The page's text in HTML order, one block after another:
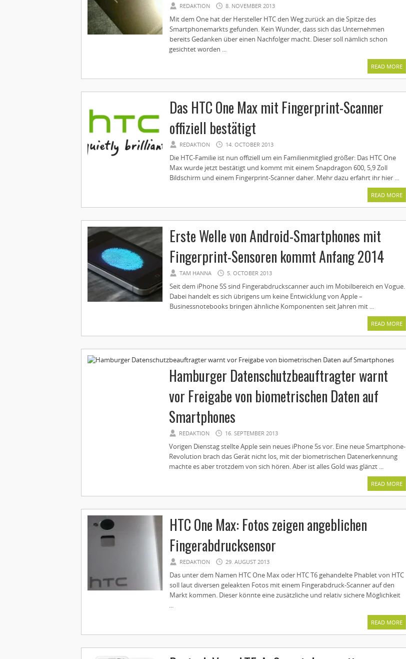
REDAKTION 8. NOVEMBER 2013
Mit dem One hat der Hersteller HTC den Weg zurück an die Spitze des
Smartphonemarkts gefunden. Kein Wunder, dass sich das Unternehmen
bereits Gedanken über einen Nachfolger macht. Dieser soll nämlich schon
gesichtet worden ...
READ MORE
Das HTC One Max mit Fingerprint-Scanner
offiziell bestätigt
REDAKTION 14. OCTOBER 2013
Die HTC-Familie ist nun offiziell um ein Familienmitglied größer: Das HTC One
Max wurde jetzt bestätigt und kommt mit einem Snapdragon 600, 5,9 Zoll
Bildschirm und einem Fingerprint-Scanner daher. Mehr dazu erfahrt ihr hier ...
READ MORE
Erste Welle von Android-Smartphones mit
Fingerprint-Sensoren kommt Anfang 2014
TAM HANNA 5. OCTOBER 2013
Seit dem iPhone 5S sind Fingerabdruckscanner auch im Mobilbereich en Vogue.
Dabei handelt es sich übrigens um keine Entwicklung von Apple –
Businessnotebooks bringen ähnliche Komponenten seit Jahren mit ...
READ MORE
Hamburger Datenschutzbeauftragter warnt
vor Freigabe von biometrischen Daten auf
Smartphones
REDAKTION 16. SEPTEMBER 2013
Vorigen Dienstag stellte Apple sein neues iPhone 5s vor. Eine neue Smartphone-
Revolution brach das Gerät nicht los, mit der biometrischen Datenerkennung
machte es aber trotzdem von sich hören. Aber ist alles Gold was glänzt ...
READ MORE
HTC One Max: Fotos zeigen angeblichen
Fingerabdrucksensor
REDAKTION 29. AUGUST 2013
Das unter dem Namen HTC One Max oder HTC T6 gehandelte Phablet von HTC
soll laut diversen geleakten Fotos mit einem Fingerabdruck-Scanner auf den
Markt kommen. Dieser könnte eine zusätzliche und relativ sichere Möglichkeit
...
READ MORE